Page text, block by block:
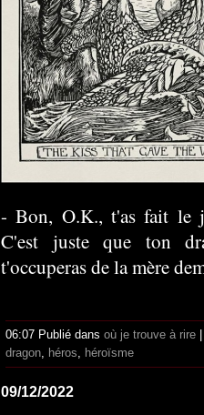
- Bon, O.K., t'as fait le
C'est juste que ton
t'occuperas de la mère
06:07 Publié dans où je trouve à rire
dragon, héros, héroïsme
09/12/2022